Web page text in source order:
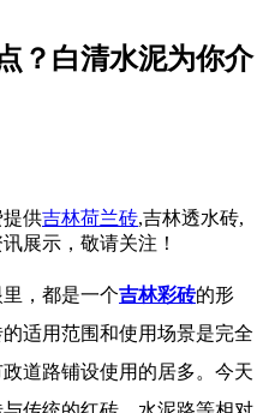
？白清水泥为你介
供吉林荷兰砖,吉林透水砖,
展示，敬请关注！
，都是一个吉林彩砖的形
适用范围和使用场景是完全
道路铺设使用的居多。今天